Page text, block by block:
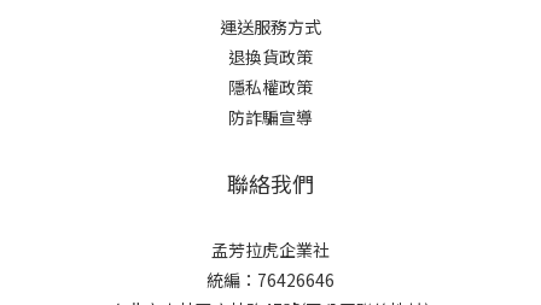
運送服務方式
退換貨政策
隱私權政策
防詐騙宣導
聯絡我們
孟芳拉虎企業社
統編：76426646